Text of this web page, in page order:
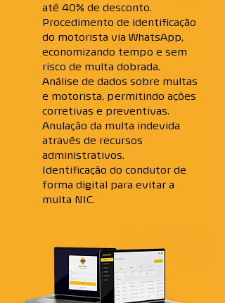
até 40% de desconto.
Procedimento de identificação
do motorista via WhatsApp,
economizando tempo e sem
risco de multa dobrada.
Análise de dados sobre multas
e motorista, permitindo ações
corretivas e preventivas.
Anulação da multa indevida
através de recursos
administrativos.
Identificação do condutor de
forma digital para evitar a
multa NIC.